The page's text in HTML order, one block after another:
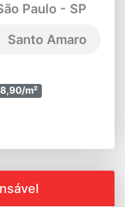
Paulo - SP
Santo Amaro
m²